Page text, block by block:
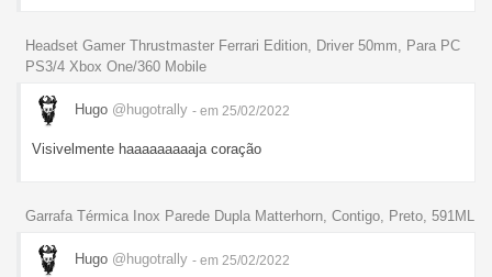
Headset Gamer Thrustmaster Ferrari Edition, Driver 50mm, Para PC
PS3/4 Xbox One/360 Mobile
Hugo @hugotrally - em 25/02/2022
Visivelmente haaaaaaaaaja coração
Garrafa Térmica Inox Parede Dupla Matterhorn, Contigo, Preto, 591ML
Hugo @hugotrally - em 25/02/2022